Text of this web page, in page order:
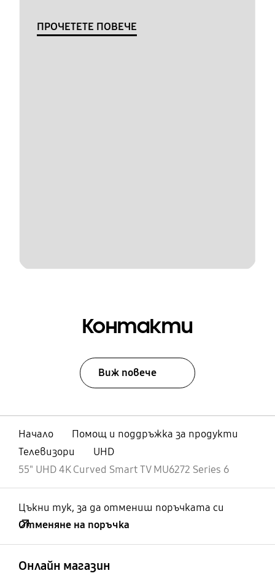
ПРОЧЕТЕТЕ ПОВЕЧЕ
Контакти
Виж повече
Начало
Помощ и поддръжка за продукти
Телевизори
UHD
55" UHD 4K Curved Smart TV MU6272 Series 6
Цъкни тук, за да отмениш поръчката си
Отменяне на поръчка
Онлайн магазин